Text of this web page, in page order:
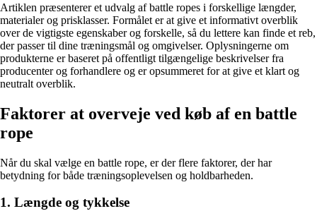
Artiklen præsenterer et udvalg af battle ropes i forskellige længder,
materialer og prisklasser. Formålet er at give et informativt overblik
over de vigtigste egenskaber og forskelle, så du lettere kan finde et reb,
der passer til dine træningsmål og omgivelser. Oplysningerne om
produkterne er baseret på offentligt tilgængelige beskrivelser fra
producenter og forhandlere og er opsummeret for at give et klart og
neutralt overblik.
Faktorer at overveje ved køb af en battle
rope
Når du skal vælge en battle rope, er der flere faktorer, der har
betydning for både træningsoplevelsen og holdbarheden.
1. Længde og tykkelse